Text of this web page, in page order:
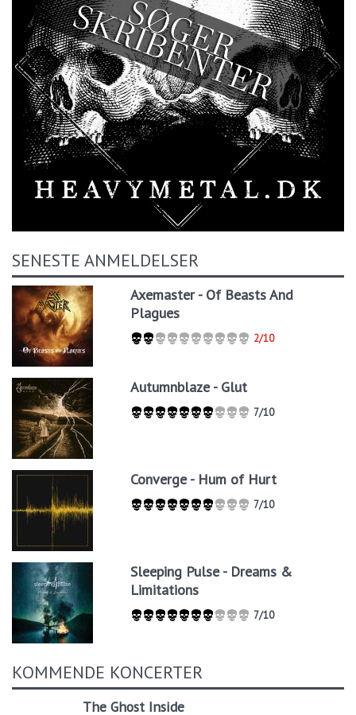
SENESTE ANMELDELSER
Axemaster - Of Beasts And
Plagues
2/10
Autumnblaze - Glut
7/10
Converge - Hum of Hurt
7/10
Sleeping Pulse - Dreams &
Limitations
7/10
KOMMENDE KONCERTER
The Ghost Inside